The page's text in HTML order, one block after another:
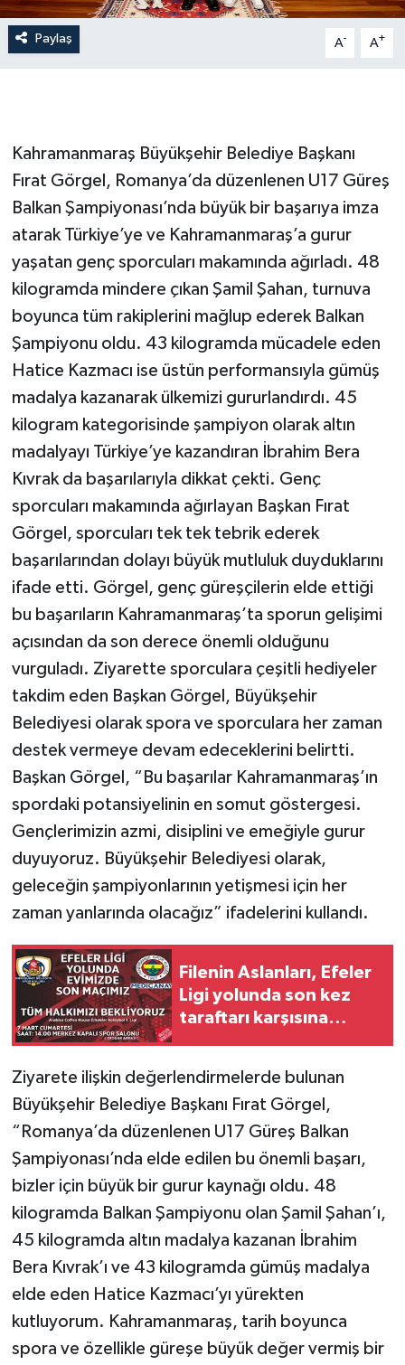
Paylaş A- A+
Kahramanmaraş Büyükşehir Belediye Başkanı
Fırat Görgel, Romanya’da düzenlenen U17 Güreş
Balkan Şampiyonası’nda büyük bir başarıya imza
atarak Türkiye’ye ve Kahramanmaraş’a gurur
yaşatan genç sporcuları makamında ağırladı. 48
kilogramda mindere çıkan Şamil Şahan, turnuva
boyunca tüm rakiplerini mağlup ederek Balkan
Şampiyonu oldu. 43 kilogramda mücadele eden
Hatice Kazmacı ise üstün performansıyla gümüş
madalya kazanarak ülkemizi gururlandırdı. 45
kilogram kategorisinde şampiyon olarak altın
madalyayı Türkiye’ye kazandıran İbrahim Bera
Kıvrak da başarılarıyla dikkat çekti. Genç
sporcuları makamında ağırlayan Başkan Fırat
Görgel, sporcuları tek tek tebrik ederek
başarılarından dolayı büyük mutluluk duyduklarını
ifade etti. Görgel, genç güreşçilerin elde ettiği
bu başarıların Kahramanmaraş’ta sporun gelişimi
açısından da son derece önemli olduğunu
vurguladı. Ziyarette sporculara çeşitli hediyeler
takdim eden Başkan Görgel, Büyükşehir
Belediyesi olarak spora ve sporculara her zaman
destek vermeye devam edeceklerini belirtti.
Başkan Görgel, “Bu başarılar Kahramanmaraş’ın
spordaki potansiyelinin en somut göstergesi.
Gençlerimizin azmi, disiplini ve emeğiyle gurur
duyuyoruz. Büyükşehir Belediyesi olarak,
geleceğin şampiyonlarının yetişmesi için her
zaman yanlarında olacağız” ifadelerini kullandı.
Filenin Aslanları, Efeler
Ligi yolunda son kez
taraftarı karşısına
Ziyarete ilişkin değerlendirmelerde bulunan
Büyükşehir Belediye Başkanı Fırat Görgel,
“Romanya’da düzenlenen U17 Güreş Balkan
Şampiyonası’nda elde edilen bu önemli başarı,
bizler için büyük bir gurur kaynağı oldu. 48
kilogramda Balkan Şampiyonu olan Şamil Şahan’ı,
45 kilogramda altın madalya kazanan İbrahim
Bera Kıvrak’ı ve 43 kilogramda gümüş madalya
elde eden Hatice Kazmacı’yı yürekten
kutluyorum. Kahramanmaraş, tarih boyunca
spora ve özellikle güreşe büyük değer vermiş bir